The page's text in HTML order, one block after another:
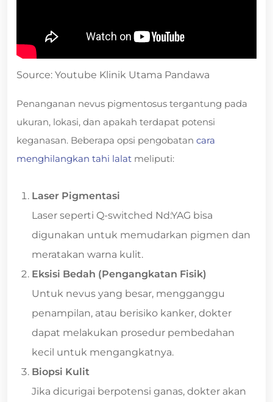
Source: Youtube Klinik Utama Pandawa
Penanganan nevus pigmentosus tergantung pada
ukuran, lokasi, dan apakah terdapat potensi
keganasan. Beberapa opsi pengobatan cara
menghilangkan tahi lalat meliputi:
Laser Pigmentasi
Laser seperti Q-switched Nd:YAG bisa
digunakan untuk memudarkan pigmen dan
meratakan warna kulit.
Eksisi Bedah (Pengangkatan Fisik)
Untuk nevus yang besar, mengganggu
penampilan, atau berisiko kanker, dokter
dapat melakukan prosedur pembedahan
kecil untuk mengangkatnya.
Biopsi Kulit
Jika dicurigai berpotensi ganas, dokter akan